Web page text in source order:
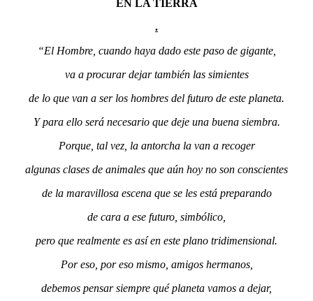
EN LA TIERRA
.
“El Hombre, cuando haya dado este paso de gigante,
va a procurar dejar también las simientes
de lo que van a ser los hombres del futuro de este planeta.
Y para ello será necesario que deje una buena siembra.
Porque, tal vez, la antorcha la van a recoger
algunas clases de animales que aún hoy no son conscientes
de la maravillosa escena que se les está preparando
de cara a ese futuro, simbólico,
pero que realmente es así en este plano tridimensional.
Por eso, por eso mismo, amigos hermanos,
debemos pensar siempre qué planeta vamos a dejar,